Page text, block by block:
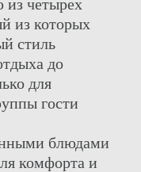
С
CHECK-IN
SUITES HOTEL*****
BEACH HOTEL
ROYAL BEACH HOTEL
BEACH HOTEL
из четырех
из которых
стиль
до
для
гости
блюдами
комфорта и